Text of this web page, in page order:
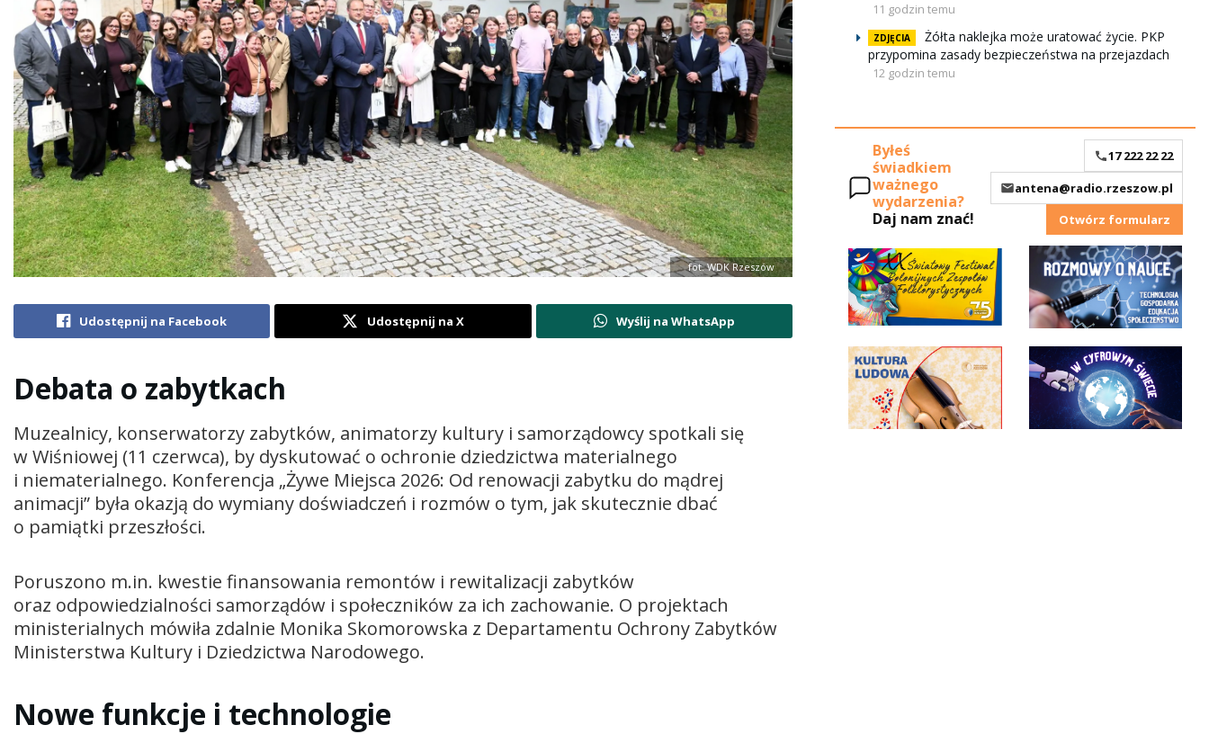
fot. WDK Rzeszów
Udostępnij na Facebook Udostępnij na X Wyślij na WhatsApp
Debata o zabytkach
Muzealnicy, konserwatorzy zabytków, animatorzy kultury i samorządowcy spotkali się
w Wiśniowej (11 czerwca), by dyskutować o ochronie dziedzictwa materialnego
i niematerialnego. Konferencja „Żywe Miejsca 2026: Od renowacji zabytku do mądrej
animacji” była okazją do wymiany doświadczeń i rozmów o tym, jak skutecznie dbać
o pamiątki przeszłości.
Poruszono m.in. kwestie finansowania remontów i rewitalizacji zabytków
oraz odpowiedzialności samorządów i społeczników za ich zachowanie. O projektach
ministerialnych mówiła zdalnie Monika Skomorowska z Departamentu Ochrony Zabytków
Ministerstwa Kultury i Dziedzictwa Narodowego.
Nowe funkcje i technologie
11 godzin temu
ZDJĘCIA
Żółta naklejka może uratować życie. PKP
przypomina zasady bezpieczeństwa na przejazdach
12 godzin temu
Byłeś
świadkiem
ważnego
wydarzenia?
Daj nam znać!
17 222 22 22
antena@radio.rzeszow.pl
Otwórz formularz